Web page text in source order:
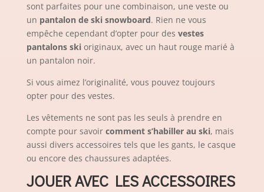
sont parfaites pour une combinaison, une veste ou
un pantalon de ski snowboard. Rien ne vous
empêche cependant d’opter pour des vestes
pantalons skioriginaux, avec un haut rouge marié à
un pantalon noir.
Si vous aimez l’originalité, vous pouvez toujours
opter pour des vestes.
Les vêtements ne sont pas les seuls à prendre en
compte pour savoir comment s’habiller au ski, mais
aussi divers accessoires tels que les gants, le casque
ou encore des chaussures adaptées.
JOUER AVEC LES ACCESSOIRES